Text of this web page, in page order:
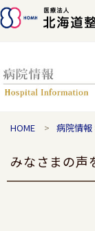
HOME > 病院情報
みなさまの声